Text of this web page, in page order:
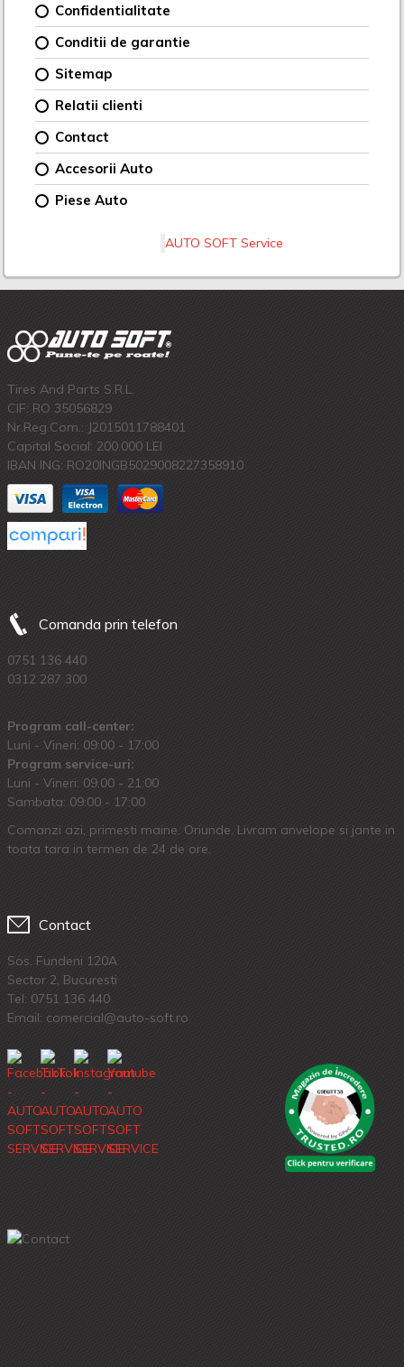
Confidentialitate
Conditii de garantie
Sitemap
Relatii clienti
Contact
Accesorii Auto
Piese Auto
AUTO SOFT Service
Tires And Parts S.R.L.
CIF: RO 35056829
Nr.Reg.Com.: J2015011788401
Capital Social: 200.000 LEI
IBAN ING: RO20INGB5029008227358910
Comanda prin telefon
0751 136 440
0312 287 300
Program call-center:
Luni - Vineri: 09:00 - 17:00
Program service-uri:
Luni - Vineri: 09.00 - 21:00
Sambata: 09:00 - 17:00
Comanzi azi, primesti maine. Oriunde. Livram anvelope si jante in
toata tara in termen de 24 de ore.
Contact
Sos. Fundeni 120A
Sector 2, Bucuresti
Tel: 0751 136 440
Email: comercial@auto-soft.ro